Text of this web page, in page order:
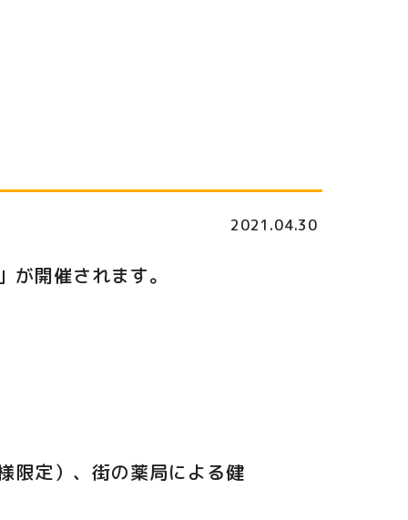
2021.04.30
開催されます。
定）、街の薬局による健